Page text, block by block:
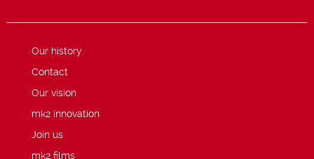
Our history
Contact
Our vision
mk2 innovation
Join us
mk2 films